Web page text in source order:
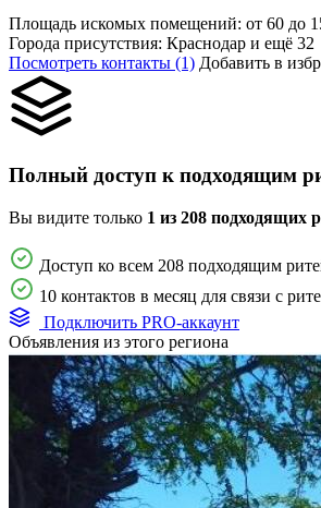
Площадь искомых помещений: от 60 до
Города присутствия: Краснодар и ещё 32
Посмотреть контакты (1) Добавить в
Полный доступ к подходящим
Вы видите только 1 из 208 подходящих
Доступ ко всем 208 подходящим
10 контактов в месяц для связи с
Подключить PRO-аккаунт
Объявления из этого региона